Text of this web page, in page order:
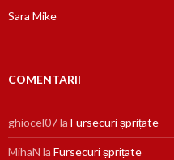
Sara Mike
COMENTARII
ghiocel07la Fursecuri șprițate
MihaN la Fursecuri șprițate